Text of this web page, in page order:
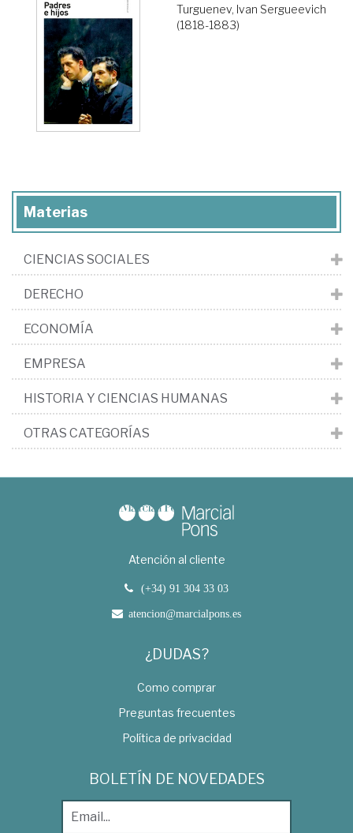
Turguenev, Ivan Sergueevich
(1818-1883)
Materias
CIENCIAS SOCIALES
DERECHO
ECONOMÍA
EMPRESA
HISTORIA Y CIENCIAS HUMANAS
OTRAS CATEGORÍAS
Atención al cliente
(+34) 91 304 33 03
atencion@marcialpons.es
¿DUDAS?
Como comprar
Preguntas frecuentes
Política de privacidad
BOLETÍN DE NOVEDADES